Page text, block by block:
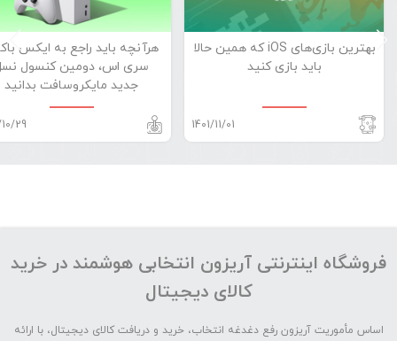
بهترین بازی‌های iOS که همین حالا
باید بازی کنید
1401/11/01
هرآنچه باید راجع به ایکس
سری اس، دومین کنسول
جدید مایکروسافت بدانید
29
فروشگاه اینترنتی آریزون انتخابی هوشمند در خرید
کالای دیجیتال
اساس مأموریت آریزون رفع دغدغه انتخاب، خرید و دریافت کالای دیجیتال، با ارائه